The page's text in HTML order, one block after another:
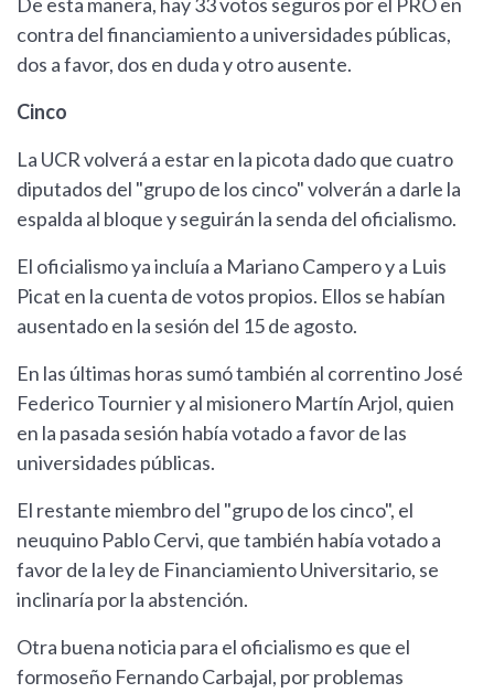
De esta manera, hay 33 votos seguros por el PRO en
contra del financiamiento a universidades públicas,
dos a favor, dos en duda y otro ausente.
Cinco
La UCR volverá a estar en la picota dado que cuatro
diputados del "grupo de los cinco" volverán a darle la
espalda al bloque y seguirán la senda del oficialismo.
El oficialismo ya incluía a Mariano Campero y a Luis
Picat en la cuenta de votos propios. Ellos se habían
ausentado en la sesión del 15 de agosto.
En las últimas horas sumó también al correntino José
Federico Tournier y al misionero Martín Arjol, quien
en la pasada sesión había votado a favor de las
universidades públicas.
El restante miembro del "grupo de los cinco", el
neuquino Pablo Cervi, que también había votado a
favor de la ley de Financiamiento Universitario, se
inclinaría por la abstención.
Otra buena noticia para el oficialismo es que el
formoseño Fernando Carbajal, por problemas